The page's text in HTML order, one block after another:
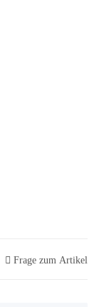
Frage zum Artikel